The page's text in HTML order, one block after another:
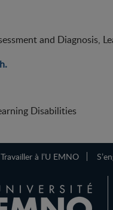
and Diagnosis,
Disabilities
Travailler à l’U EMNO